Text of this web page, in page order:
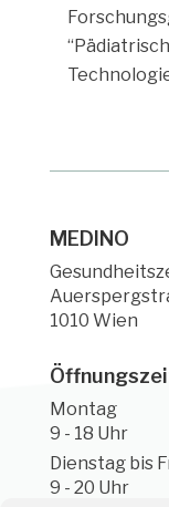
MEDINO
1010 Wien
Montag
9 - 18 Uhr
Dienstag bis
9 - 20 Uhr